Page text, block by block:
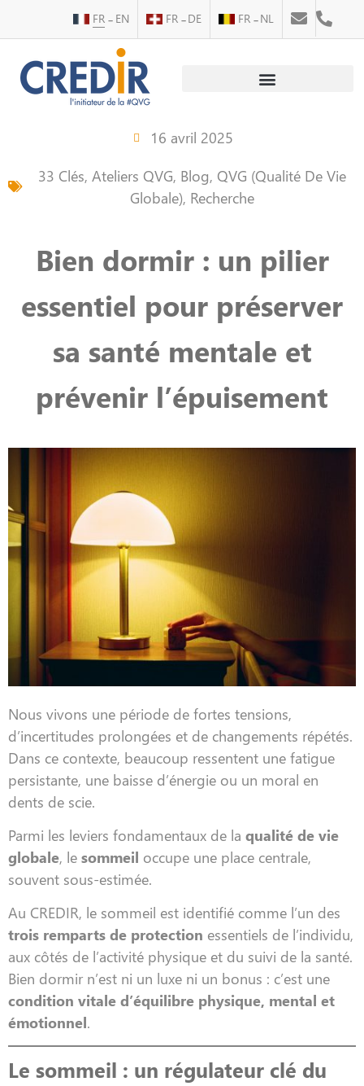
FR EN FR DE FR NL
16 avril 2025
33 Clés, Ateliers QVG, Blog, QVG (Qualité De Vie
Globale), Recherche
Bien dormir : un pilier
essentiel pour préserver
sa santé mentale et
prévenir l’épuisement
Nous vivons une période de fortes tensions,
d’incertitudes prolongées et de changements répétés.
Dans ce contexte, beaucoup ressentent une fatigue
persistante, une baisse d’énergie ou un moral en
dents de scie.
Parmi les leviers fondamentaux de la qualité de vie
globale, le sommeil occupe une place centrale,
souvent sous-estimée.
Au CREDIR, le sommeil est identifié comme l’un des
trois remparts de protection essentiels de l’individu,
aux côtés de l’activité physique et du suivi de la santé.
Bien dormir n’est ni un luxe ni un bonus : c’est une
condition vitale d’équilibre physique, mental et
émotionnel.
Le sommeil : un régulateur clé du